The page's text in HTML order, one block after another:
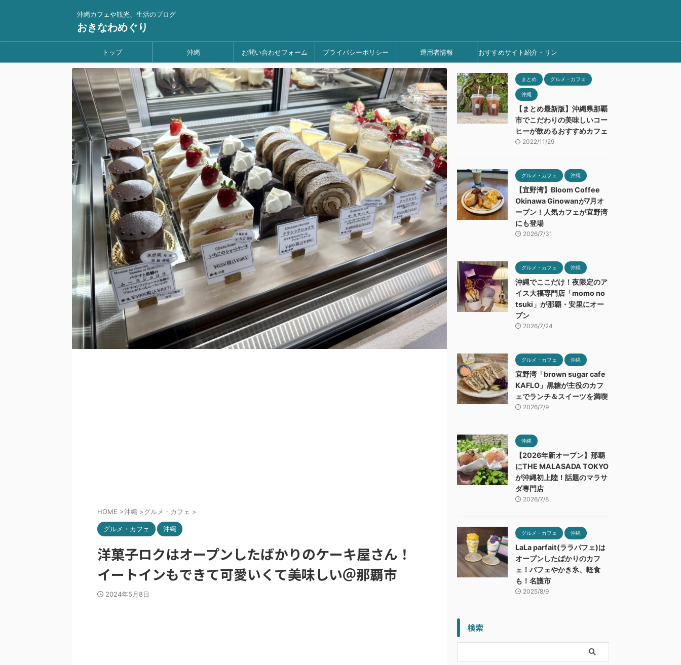
沖縄カフェや観光、生活のブログ
おきなわめぐり
トップ 沖縄 お問い合わせフォーム プライバシーポリシー 運用者情報 おすすめサイト紹介・リン
ク集
HOME >沖縄 >グルメ・カフェ >
グルメ・カフェ 沖縄
洋菓子ロクはオープンしたばかりのケーキ屋さん！
イートインもできて可愛いくて美味しい＠那覇市
2024年5月8日
まとめ グルメ・カフェ
沖縄
【まとめ最新版】沖縄県那覇
市でこだわりの美味しいコー
ヒーが飲めるおすすめカフェ
2022/11/29
グルメ・カフェ 沖縄
【宜野湾】Bloom Coffee
Okinawa Ginowanが7月オ
ープン！人気カフェが宜野湾
にも登場
2026/7/31
グルメ・カフェ 沖縄
沖縄でここだけ！夜限定のア
イス大福専門店「momo no
tsuki」が那覇・安里にオー
プン
2026/7/24
グルメ・カフェ 沖縄
宜野湾「brown sugar cafe
KAFLO」黒糖が主役のカフ
ェでランチ＆スイーツを満喫
2026/7/9
沖縄
【2026年新オープン】那覇
にTHE MALASADA TOKYO
が沖縄初上陸！話題のマラサ
ダ専門店
2026/7/8
グルメ・カフェ 沖縄
LaLa parfait(ララパフェ)は
オープンしたばかりのカフ
ェ！パフェやかき氷、軽食
も！名護市
2025/8/9
検索